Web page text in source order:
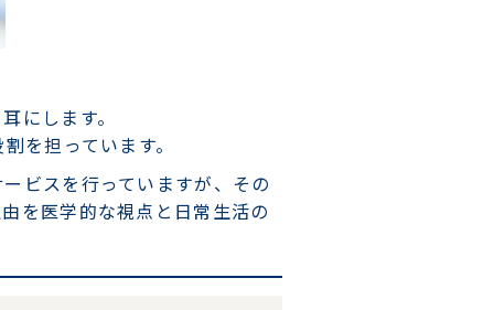
にします。
を担っています。
ビスを行っていますが、その
を医学的な視点と日常生活の